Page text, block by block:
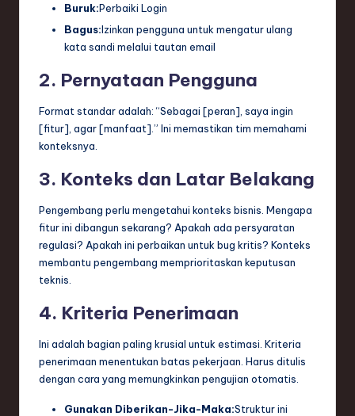
Buruk:Perbaiki Login
Bagus:Izinkan pengguna untuk mengatur ulang
kata sandi melalui tautan email
2. Pernyataan Pengguna
Format standar adalah: “Sebagai [peran], saya ingin
[fitur], agar [manfaat].” Ini memastikan tim memahami
konteksnya.
3. Konteks dan Latar Belakang
Pengembang perlu mengetahui konteks bisnis. Mengapa
fitur ini dibangun sekarang? Apakah ada persyaratan
regulasi? Apakah ini perbaikan untuk bug kritis? Konteks
membantu pengembang memprioritaskan keputusan
teknis.
4. Kriteria Penerimaan
Ini adalah bagian paling krusial untuk estimasi. Kriteria
penerimaan menentukan batas pekerjaan. Harus ditulis
dengan cara yang memungkinkan pengujian otomatis.
Gunakan Diberikan-Jika-Maka:Struktur ini